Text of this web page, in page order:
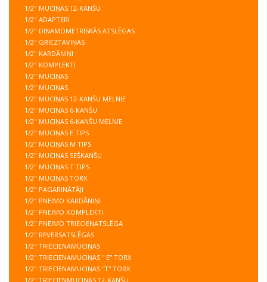
1/2" MUCIŅAS 12-KANŠU
1/2" ADAPTERI
1/2" DINAMOMETRISKĀS ATSLĒGAS
1/2" GRIEZTAVIŅAS
1/2" KARDĀNIŅI
1/2" KOMPLEKTI
1/2" MUCIŅAS
1/2" MUCIŅAS
1/2" MUCIŅAS 12-KANŠU MELNIE
1/2" MUCIŅAS 6-KANŠU
1/2" MUCIŅAS 6-KANŠU MELNIE
1/2" MUCIŅAS E TIPS
1/2" MUCIŅAS M TIPS
1/2" MUCIŅAS SEŠKANŠU
1/2" MUCIŅAS T TIPS
1/2" MUCIŅAS TORX
1/2" PAGARINĀTĀJI
1/2" PNEIMO KARDĀNIŅI
1/2" PNEIMO KOMPLEKTI
1/2" PNEIMO TRIECIENATSLĒGA
1/2" REVERSATSLĒGAS
1/2" TRIECIENAMUCIŅAS
1/2" TRIECIENAMUCIŅAS '' E'' TORX
1/2" TRIECIENAMUCIŅAS ''T'' TORX
1/2" TRIECIENMUCIŅAS 12-KANŠU